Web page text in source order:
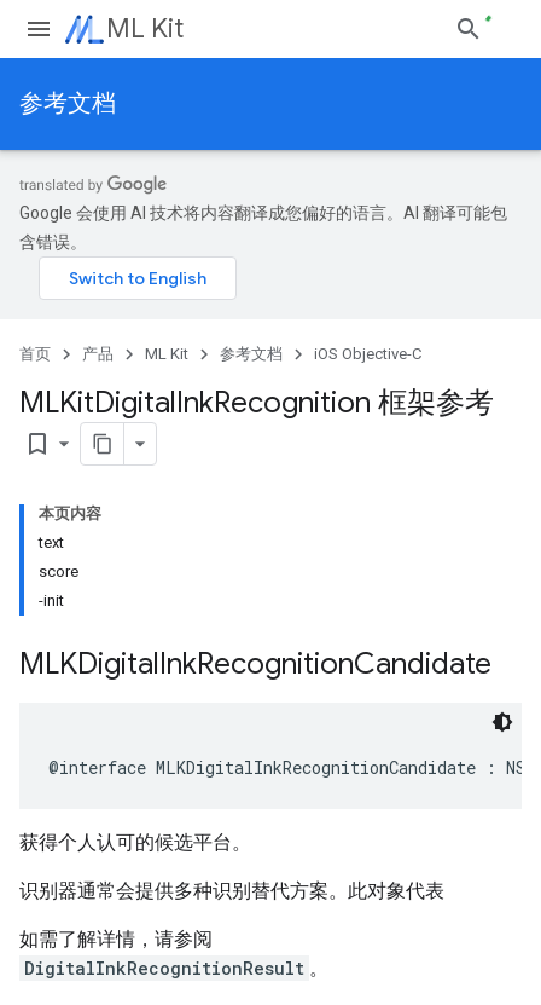
ML Kit
参考文档
Google 会使用 AI 技术将内容翻译成您偏好的语言。AI 翻译可能包
含错误。
首页 产品 ML Kit 参考文档 iOS Objective-C
MLKitDigitalInkRecognition 框架参考
bookmark_border
本页内容
text
score
-init
MLKDigitalInkRecognitionCandidate
@interface MLKDigitalInkRecognitionCandidate :
获得个人认可的候选平台。
识别器通常会提供多种识别替代方案。此对象代表
如需了解详情，请参阅
DigitalInkRecognitionResult 。